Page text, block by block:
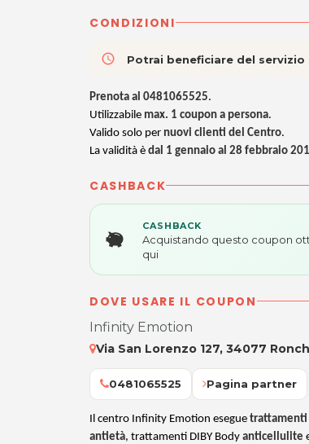
CONDIZIONI
access_time Potrai beneficiare del
Prenota al 0481065525.
Utilizzabile max. 1 coupon a persona.
Valido solo per nuovi clienti del Centro.
La validità è dal 1 gennaio al 28 febbraio
CASHBACK
CASHBACK
Acquistando questo coupon
qui
DOVE USARE IL COUPON
Infinity Emotion
Via San Lorenzo 127, 34077
0481065525 Pagina partner
Il centro Infinity Emotion esegue trattamenti
antietà, trattamenti DIBY Body anticellulite